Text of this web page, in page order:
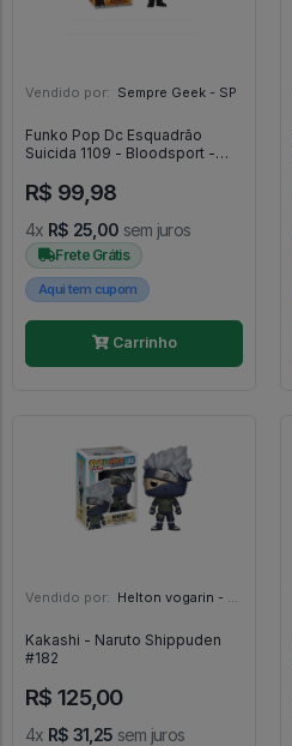
Vendido por: Sempre Geek - SP
Funko Pop Dc Esquadrão
Suicida 1109 - Bloodsport -
R$ 99,98
4x R$ 25,00 sem juros
Frete Grátis
Aqui tem cupom
Carrinho
Vendido por: Helton vogarin - SP
Kakashi - Naruto Shippuden
#182
R$ 125,00
4x R$ 31,25 sem juros